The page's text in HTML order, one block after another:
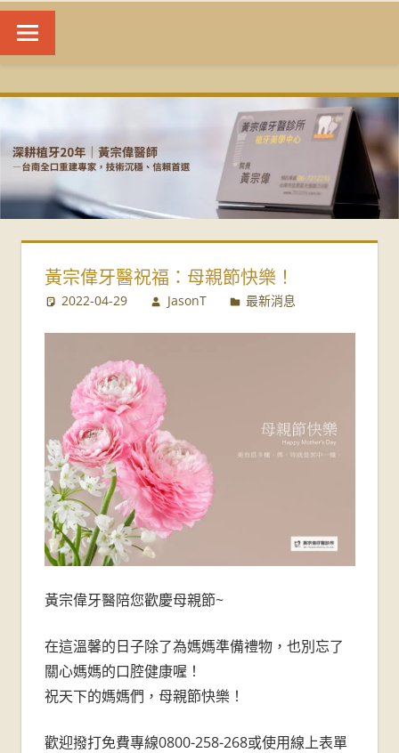
台
南
植
牙
|
黃
宗
醫
診
所-
台
南
牙
醫
推
黃宗偉牙醫祝福：母親節快樂！
2022-04-29 JasonT 最新消息
黃宗偉牙醫陪您歡慶母親節~
在這溫馨的日子除了為媽媽準備禮物，也別忘了
關心媽媽的口腔健康喔！
祝天下的媽媽們，母親節快樂！
歡迎撥打免費專線0800-258-268或使用線上表單